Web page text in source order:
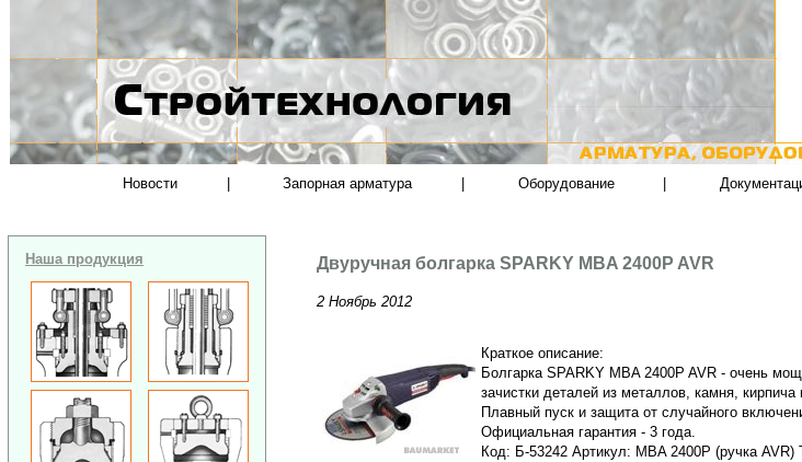
Новости Запорная арматура Оборудование
Наша продукция Двуручная болгарка SPARKY MBA 2400P AVR
2 Ноябрь 2012
Краткое описание:
Болгарка SPARKY MBA 2400P AVR - очень
зачистки деталей из металлов, камня,
Плавный пуск и защита от случайного
Официальная гарантия - 3 года.
Код: Б-53242 Артикул: MBA 2400P (ручка AVR)